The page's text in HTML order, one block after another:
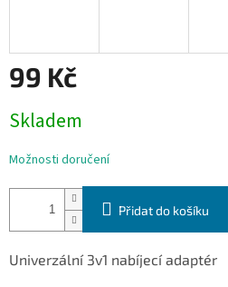
99 Kč
cena:
Skladem
Možnosti doručení
Přidat do košíku
Univerzální 3v1 nabíjecí adaptér